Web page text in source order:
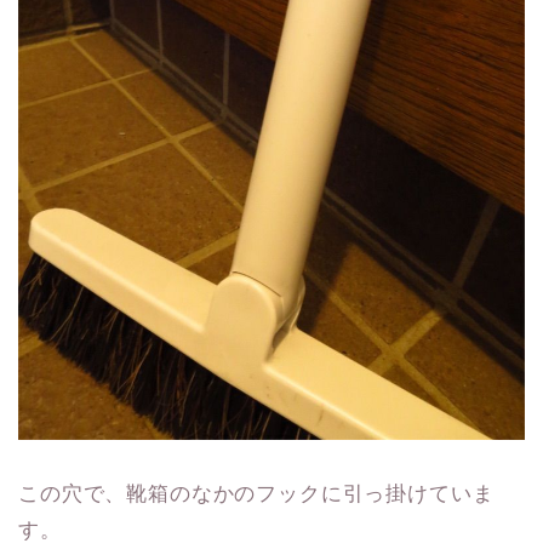
この穴で、靴箱のなかのフックに引っ掛けていま
す。